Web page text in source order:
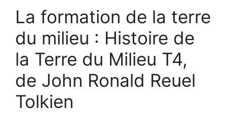
La formation de la terre
du milieu : Histoire de
la Terre du Milieu T4,
de John Ronald Reuel
Tolkien